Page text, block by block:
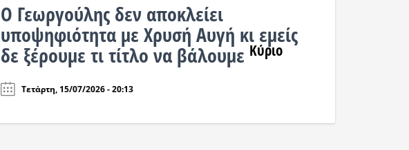
Ο Γεωργούλης δεν αποκλείει
υποψηφιότητα με Χρυσή Αυγή κι εμείς
δε ξέρουμε τι τίτλο να βάλουμε Κύριο
Τετάρτη, 15/07/2026 - 20:13